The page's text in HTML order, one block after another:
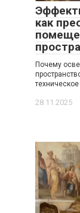
как
Почему
техническое
28.11.2025